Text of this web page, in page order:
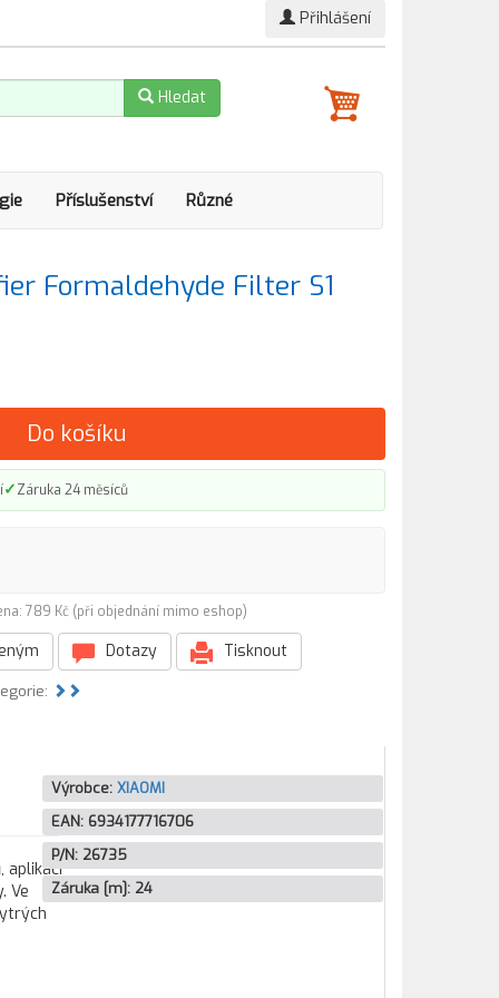
Přihlášení
Hledat
Příslušenství Různé
Formaldehyde Filter S1
Do košíku
✓Záruka 24 měsíců
789 Kč (při objednání mimo eshop)
Dotazy Tisknout
aplikací
Ve
Výrobce: XIAOMI
EAN: 6934177716706
P/N: 26735
Záruka [m]: 24